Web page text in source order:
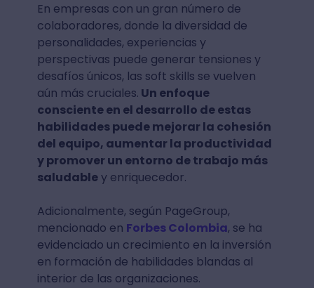
En empresas con un gran número de
colaboradores, donde la diversidad de
personalidades, experiencias y
perspectivas puede generar tensiones y
desafíos únicos, las soft skills se vuelven
aún más cruciales. Un enfoque
consciente en el desarrollo de estas
habilidades puede mejorar la cohesión
del equipo, aumentar la productividad
y promover un entorno de trabajo más
saludabley enriquecedor.
Adicionalmente, según PageGroup,
mencionado en Forbes Colombia, se ha
evidenciado un crecimiento en la inversión
en formación de habilidades blandas al
interior de las organizaciones.